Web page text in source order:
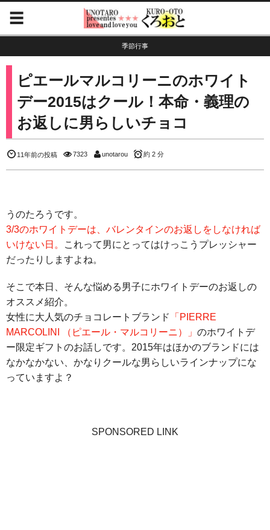
季節行事
ピエールマルコリーニのホワイト
デー2015はクール！本命・義理の
お返しに男らしいチョコ
11年前の投稿 7323 unotarou 約 2 分
うのたろうです。
3/3のホワイトデーは、バレンタインのお返しをしなければ
いけない日。
これって男にとってはけっこうプレッシャー
だったりしますよね。
そこで本日、そんな悩める男子にホワイトデーのお返しの
オススメ紹介。
女性に大人気のチョコレートブランド
「PIERRE
MARCOLINI （ピエール・マルコリーニ）」 のホワイトデ
ー限定ギフトのお話しです。2015年はほかのブランドには
なかなかない、かなりクールな男らしいラインナップにな
っていますよ？
SPONSORED LINK